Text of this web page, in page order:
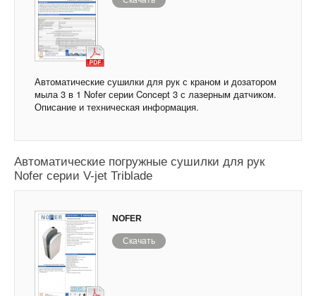
Автоматические сушилки для рук с краном и дозатором
мыла 3 в 1 Nofer серии Concept 3 с лазерным датчиком.
Описание и техническая информация.
Автоматические погружные сушилки для рук
Nofer серии V-jet Triblade
NOFER
Скачать